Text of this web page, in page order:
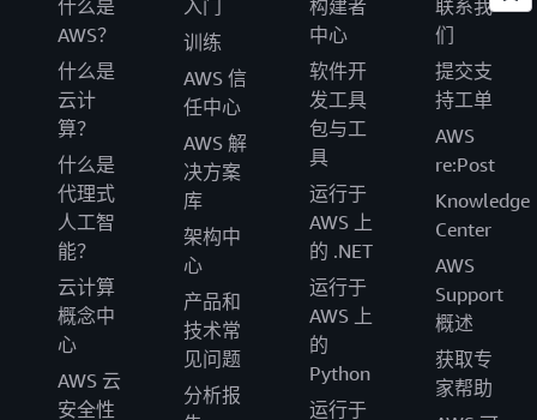
什么是
AWS？
什么是
云计
算？
什么是
代理式
人工智
能？
云计算
概念中
心
AWS 云
安全性
入门
训练
AWS 信
任中心
AWS 解
决方案
库
架构中
心
产品和
技术常
见问题
分析报
构建者
中心
软件开
发工具
包与工
具
运行于
AWS 上
的 .NET
运行于
AWS 上
的
Python
运行于
联系我
们
提交支
持工单
AWS
re:Post
Knowledge
Center
AWS
Support
概述
获取专
家帮助